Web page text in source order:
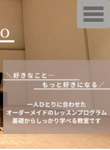
T
o
g
v
i
a
t
i
o